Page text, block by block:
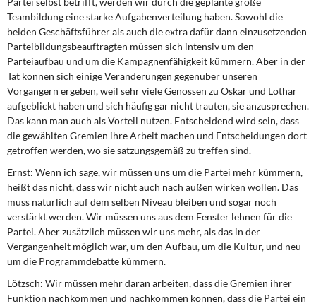
Teambildung eine starke Aufgabenverteilung haben. Sowohl die
beiden Geschäftsführer als auch die extra dafür dann einzusetzenden
Parteibildungsbeauftragten müssen sich intensiv um den
Parteiaufbau und um die Kampagnenfähigkeit kümmern. Aber in der
Tat können sich einige Veränderungen gegenüber unseren
Vorgängern ergeben, weil sehr viele Genossen zu Oskar und Lothar
aufgeblickt haben und sich häufig gar nicht trauten, sie anzusprechen.
Das kann man auch als Vorteil nutzen. Entscheidend wird sein, dass
die gewählten Gremien ihre Arbeit machen und Entscheidungen dort
getroffen werden, wo sie satzungsgemäß zu treffen sind.
Ernst: Wenn ich sage, wir müssen uns um die Partei mehr kümmern,
heißt das nicht, dass wir nicht auch nach außen wirken wollen. Das
muss natürlich auf dem selben Niveau bleiben und sogar noch
verstärkt werden. Wir müssen uns aus dem Fenster lehnen für die
Partei. Aber zusätzlich müssen wir uns mehr, als das in der
Vergangenheit möglich war, um den Aufbau, um die Kultur, und neu
um die Programmdebatte kümmern.
Lötzsch: Wir müssen mehr daran arbeiten, dass die Gremien ihrer
Funktion nachkommen und nachkommen können, dass die Partei ein